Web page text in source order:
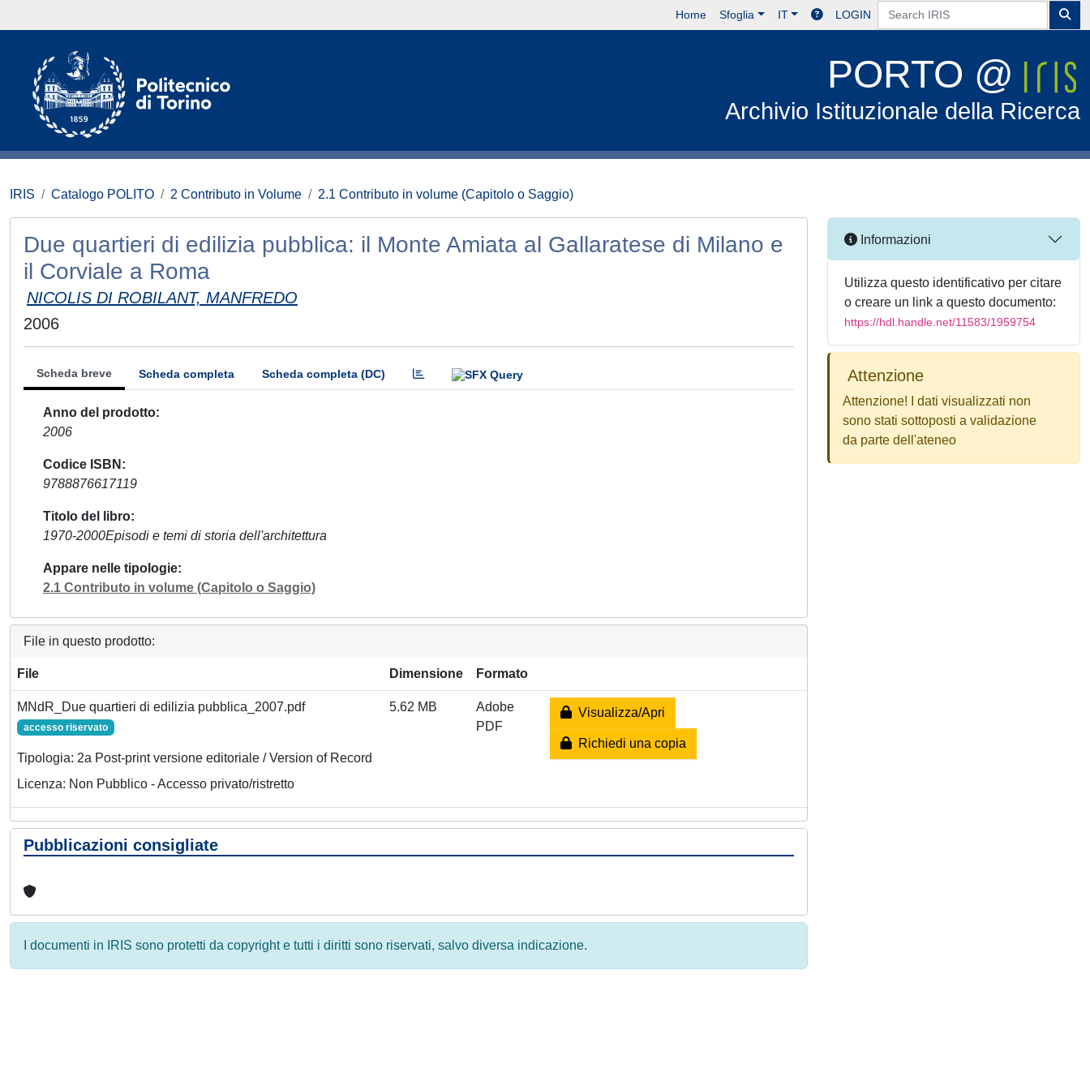
Home Sfoglia IT LOGIN
PORTO @
Archivio Istituzionale della Ricerca
IRIS Catalogo POLITO 2 Contributo in Volume 2.1 Contributo in volume (Capitolo o Saggio)
Due quartieri di edilizia pubblica: il Monte Amiata al Gallaratese di Milano e
il Corviale a Roma
NICOLIS DI ROBILANT, MANFREDO
2006
Scheda breve Scheda completa Scheda completa (DC)
Anno del prodotto
2006
Codice ISBN
9788876617119
Titolo del libro
1970-2000Episodi e temi di storia dell'architettura
Appare nelle tipologie
2.1 Contributo in volume (Capitolo o Saggio)
File in questo prodotto:
File Dimensione Formato
MNdR_Due quartieri di edilizia pubblica_2007.pdf
accesso riservato
Tipologia: 2a Post-print versione editoriale / Version of Record
Licenza: Non Pubblico - Accesso privato/ristretto
5.62 MB
Adobe
PDF
Visualizza/Apri
Richiedi una copia
Pubblicazioni consigliate
I documenti in IRIS sono protetti da copyright e tutti i diritti sono riservati, salvo diversa indicazione.
Informazioni
Utilizza questo identificativo per citare
o creare un link a questo documento:
https://hdl.handle.net/11583/1959754
Attenzione
Attenzione! I dati visualizzati non
sono stati sottoposti a validazione
da parte dell'ateneo